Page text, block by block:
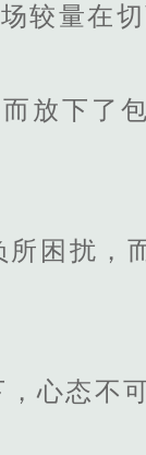
量在切
下了包
扰，
态不可